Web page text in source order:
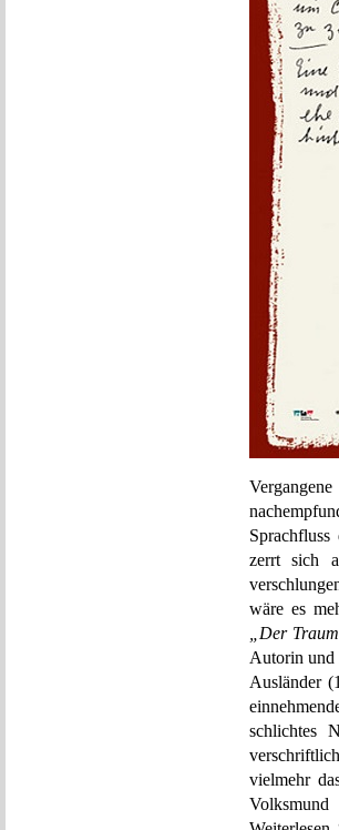
zerrt sich
wäre es
„Der
Autorin und
Ausländer
schlichtes
vielmehr